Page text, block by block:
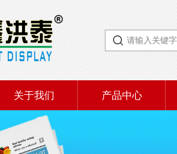
关于我们 产品中心